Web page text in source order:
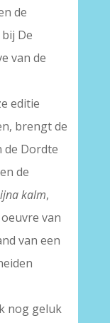
de
De
van de
editie
brengt de
de Dordte
de
kalm,
van
van een
nog geluk